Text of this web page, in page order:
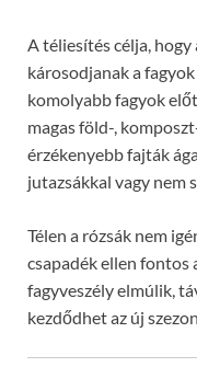
A téliesítés célja, hogy
károsodjanak a
komolyabb fagyok
magas föld-,
érzékenyebb fajták
jutazsákkal vagy nem
Télen a rózsák nem
csapadék ellen fontos
fagyveszély elmúlik,
kezdődhet az új